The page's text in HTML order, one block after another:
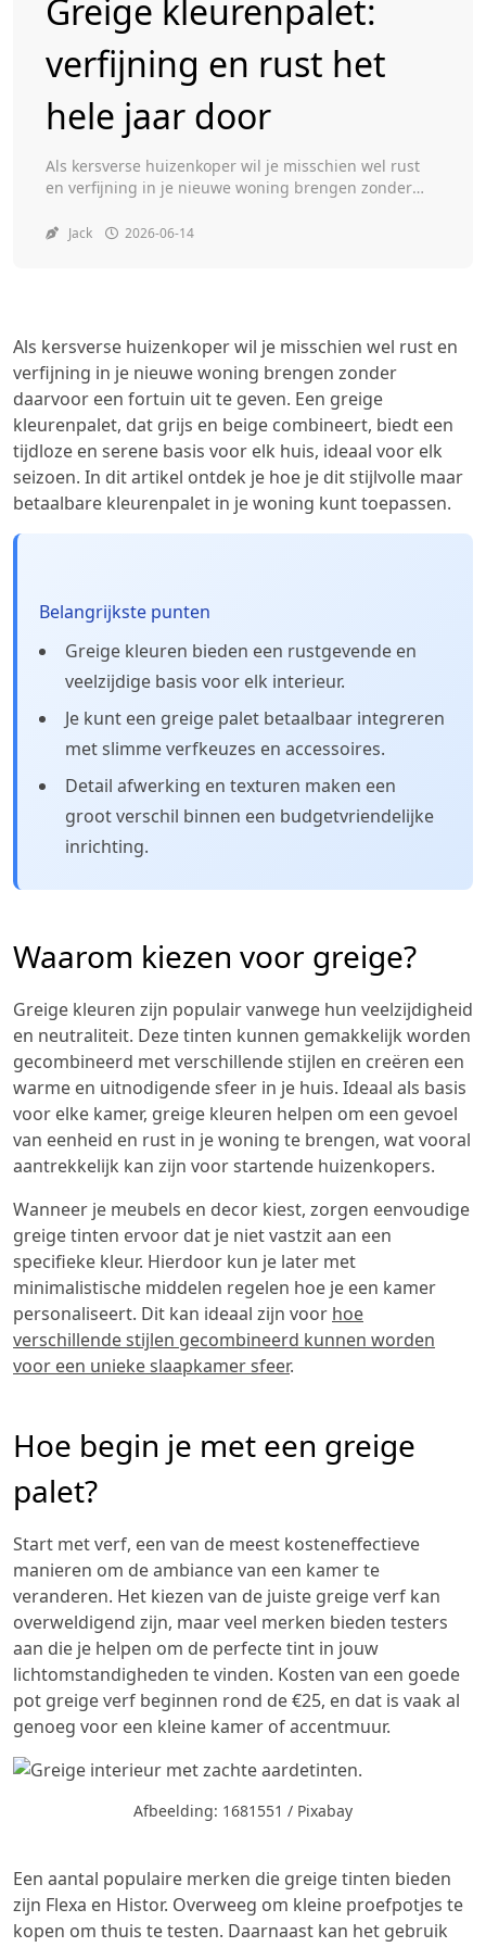
Toggle
Greige kleurenpalet:
verfijning en rust het
hele jaar door
Als kersverse huizenkoper wil je misschien wel rust
en verfijning in je nieuwe woning brengen zonder
kleurenpalet, dat grijs en beige combineert, biedt
Jack 2026-06-14
Als kersverse huizenkoper wil je misschien wel rust en
verfijning in je nieuwe woning brengen zonder
daarvoor een fortuin uit te geven. Een greige
kleurenpalet, dat grijs en beige combineert, biedt een
tijdloze en serene basis voor elk huis, ideaal voor elk
seizoen. In dit artikel ontdek je hoe je dit stijlvolle maar
betaalbare kleurenpalet in je woning kunt toepassen.
Belangrijkste punten
Greige kleuren bieden een rustgevende en
veelzijdige basis voor elk interieur.
Je kunt een greige palet betaalbaar integreren
met slimme verfkeuzes en accessoires.
Detail afwerking en texturen maken een
groot verschil binnen een budgetvriendelijke
inrichting.
Waarom kiezen voor greige?
Greige kleuren zijn populair vanwege hun veelzijdigheid
en neutraliteit. Deze tinten kunnen gemakkelijk worden
gecombineerd met verschillende stijlen en creëren een
warme en uitnodigende sfeer in je huis. Ideaal als basis
voor elke kamer, greige kleuren helpen om een gevoel
van eenheid en rust in je woning te brengen, wat vooral
aantrekkelijk kan zijn voor startende huizenkopers.
Wanneer je meubels en decor kiest, zorgen eenvoudige
greige tinten ervoor dat je niet vastzit aan een
specifieke kleur. Hierdoor kun je later met
minimalistische middelen regelen hoe je een kamer
personaliseert. Dit kan ideaal zijn voor hoe
verschillende stijlen gecombineerd kunnen worden
voor een unieke slaapkamer sfeer.
Hoe begin je met een greige
palet?
Start met verf, een van de meest kosteneffectieve
manieren om de ambiance van een kamer te
veranderen. Het kiezen van de juiste greige verf kan
overweldigend zijn, maar veel merken bieden testers
aan die je helpen om de perfecte tint in jouw
lichtomstandigheden te vinden. Kosten van een goede
pot greige verf beginnen rond de €25, en dat is vaak al
genoeg voor een kleine kamer of accentmuur.
Afbeelding: 1681551 / Pixabay
Een aantal populaire merken die greige tinten bieden
zijn Flexa en Histor. Overweeg om kleine proefpotjes te
kopen om thuis te testen. Daarnaast kan het gebruik